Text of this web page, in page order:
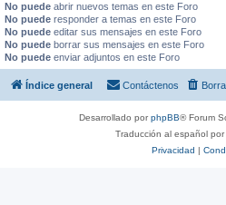
No puede abrir nuevos temas en este Foro
No puede responder a temas en este Foro
No puede editar sus mensajes en este Foro
No puede borrar sus mensajes en este Foro
No puede enviar adjuntos en este Foro
Índice general Contáctenos
Desarrollado porphpBB® Forum
Traducción al español por
Privacidad |